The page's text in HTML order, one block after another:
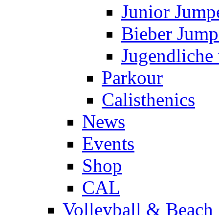
Junior
Bieber
Jugendliche
Parkour
Calisthenics
News
Events
Shop
CAL
Volleyball & Beach